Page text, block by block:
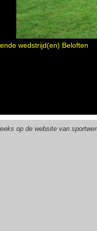
wedstrijd(en) Beloften
op de website van